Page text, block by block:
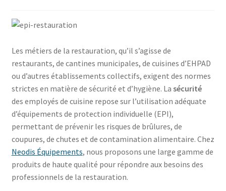
Les métiers de la restauration, qu’il s’agisse de
restaurants, de cantines municipales, de cuisines d’EHPAD
ou d’autres établissements collectifs, exigent des normes
strictes en matière de sécurité et d’hygiène. La sécurité
des employés de cuisine repose sur l’utilisation adéquate
d’équipements de protection individuelle (EPI),
permettant de prévenir les risques de brûlures, de
coupures, de chutes et de contamination alimentaire. Chez
Neodis Équipements, nous proposons une large gamme de
produits de haute qualité pour répondre aux besoins des
professionnels de la restauration.